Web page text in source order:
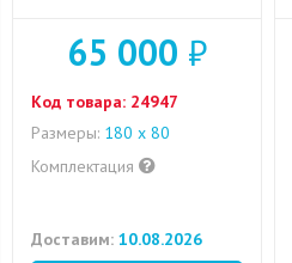
65 000 ₽
Код товара: 24947
Размеры: 180 x 80
Комплектация
Доставим: 10.08.2026